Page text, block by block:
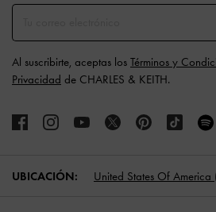
Al suscribirte, aceptas los Términos y
Privacidad de CHARLES & KEITH.
UBICACIÓN: United States Of America